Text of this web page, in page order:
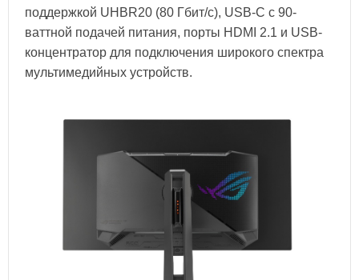
поддержкой UHBR20 (80 Гбит/с), USB-C с 90-
ваттной подачей питания, порты HDMI 2.1 и USB-
концентратор для подключения широкого спектра
мультимедийных устройств.